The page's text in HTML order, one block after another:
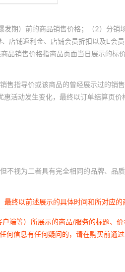
期）前的商品销售价格；（2）分
铺返利金、店铺会员折扣以及L会
销售价格指商品页面当日展示的
售指导价或该商品的曾经展示过的销
活动发生变化，最终以订单结算页价
不视为二者具有完全相同的品牌、品
终以前述展示的具体时间和所对应的
端等）所展示的商品/服务的标题、
信息有任何疑问的，请在购买前通